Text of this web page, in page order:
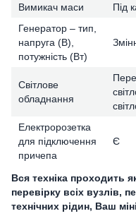
Вимикач маси
Під
Генератор – тип,
напруга (В),
потужність (Вт)
Світлове
обладнання
Електророзетка
для підключення
причепа
Є
Вся техніка проходить
перевірку всіх вузлів,
технічних рідин, Ваш